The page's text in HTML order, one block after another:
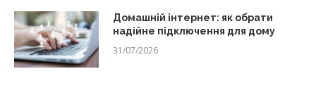
Домашній інтернет: як обрати
надійне підключення для дому
31/07/2026